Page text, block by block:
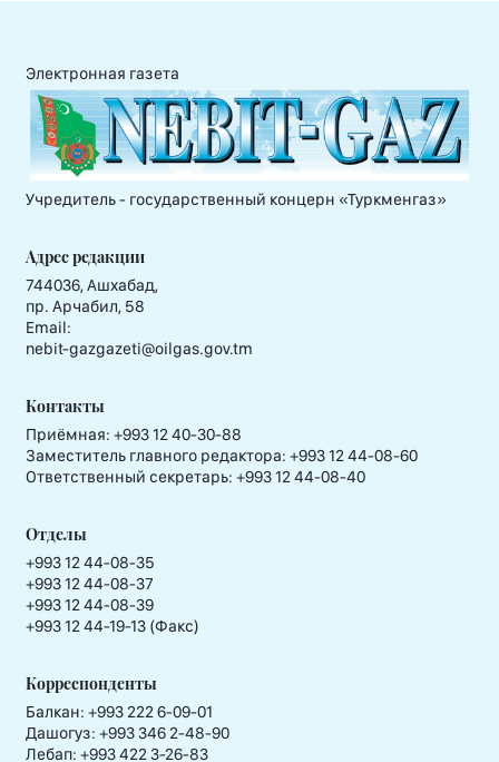
Электронная газета
Учредитель - государственный концерн «Туркменгаз»
Адрес редакции
744036, Ашхабад,
пр. Арчабил, 58
Email:
nebit-gazgazeti@oilgas.gov.tm
Контакты
Приёмная: +993 12 40-30-88
Заместитель главного редактора: +993 12 44-08-60
Ответственный секретарь: +993 12 44-08-40
Отделы
+993 12 44-08-35
+993 12 44-08-37
+993 12 44-08-39
+993 12 44-19-13 (Факс)
Корреспонденты
Балкан: +993 222 6-09-01
Дашогуз: +993 346 2-48-90
Лебап: +993 422 3-26-83